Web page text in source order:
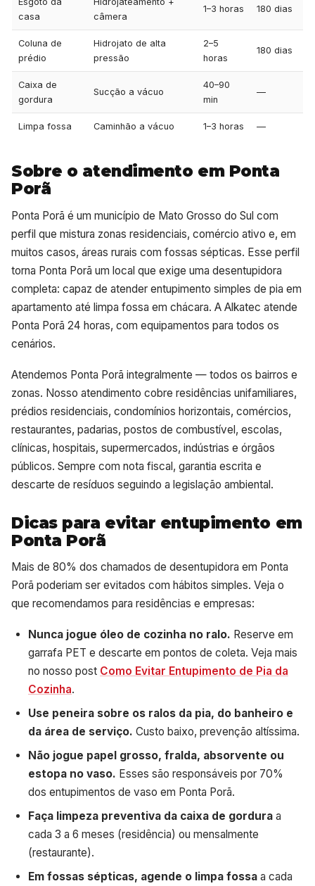
casa
câmera
1–3 horas 180 dias
Coluna de
prédio
Hidrojato de alta
pressão
2–5
horas
180 dias
Caixa de
gordura
Sucção a vácuo
40–90
min
—
Limpa fossa Caminhão a vácuo 1–3 horas —
Sobre o atendimento em Ponta
Porã
Ponta Porã é um município de Mato Grosso do Sul com
perfil que mistura zonas residenciais, comércio ativo e, em
muitos casos, áreas rurais com fossas sépticas. Esse perfil
torna Ponta Porã um local que exige uma desentupidora
completa: capaz de atender entupimento simples de pia em
apartamento até limpa fossa em chácara. A Alkatec atende
Ponta Porã 24 horas, com equipamentos para todos os
cenários.
Atendemos Ponta Porã integralmente — todos os bairros e
zonas. Nosso atendimento cobre residências unifamiliares,
prédios residenciais, condomínios horizontais, comércios,
restaurantes, padarias, postos de combustível, escolas,
clínicas, hospitais, supermercados, indústrias e órgãos
públicos. Sempre com nota fiscal, garantia escrita e
descarte de resíduos seguindo a legislação ambiental.
Dicas para evitar entupimento em
Ponta Porã
Mais de 80% dos chamados de desentupidora em Ponta
Porã poderiam ser evitados com hábitos simples. Veja o
que recomendamos para residências e empresas:
Nunca jogue óleo de cozinha no ralo. Reserve em
garrafa PET e descarte em pontos de coleta. Veja mais
no nosso post Como Evitar Entupimento de Pia da
Cozinha.
Use peneira sobre os ralos da pia, do banheiro e
da área de serviço. Custo baixo, prevenção altíssima.
Não jogue papel grosso, fralda, absorvente ou
estopa no vaso. Esses são responsáveis por 70%
dos entupimentos de vaso em Ponta Porã.
Faça limpeza preventiva da caixa de gordura a
cada 3 a 6 meses (residência) ou mensalmente
(restaurante).
Em fossas sépticas, agende o limpa fossa a cada